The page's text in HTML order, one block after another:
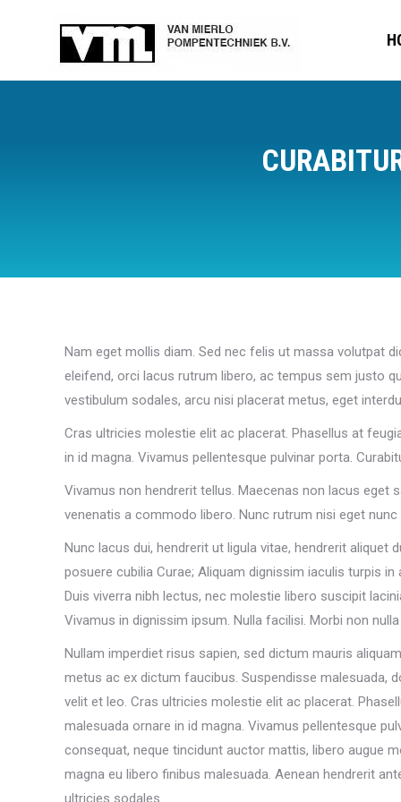
Nam eget mollis diam. Sed nec felis ut massa volutpat
eleifend, orci lacus rutrum libero, ac tempus sem justo
vestibulum sodales, arcu nisi placerat metus, eget
Cras ultricies molestie elit ac placerat. Phasellus at
in id magna. Vivamus pellentesque pulvinar porta.
Vivamus non hendrerit tellus. Maecenas non lacus eget
venenatis a commodo libero. Nunc rutrum nisi eget
Nunc lacus dui, hendrerit ut ligula vitae, hendrerit
posuere cubilia Curae; Aliquam dignissim iaculis turpis
Duis viverra nibh lectus, nec molestie libero suscipit
Vivamus in dignissim ipsum. Nulla facilisi. Morbi non
Nullam imperdiet risus sapien, sed dictum mauris
metus ac ex dictum faucibus. Suspendisse malesuada,
velit et leo. Cras ultricies molestie elit ac placerat.
malesuada ornare in id magna. Vivamus pellentesque
consequat, neque tincidunt auctor mattis, libero augue
magna eu libero finibus malesuada. Aenean hendrerit
ultricies sodales.